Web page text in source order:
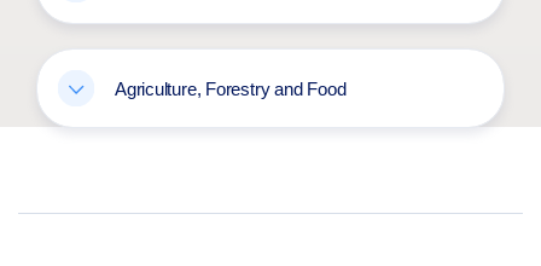
Agriculture, Forestry and Food